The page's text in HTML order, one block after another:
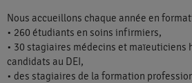
Nous accueillons chaque année en
• 260 étudiants en soins infirmiers,
• 30 stagiaires médecins et maïeuticiens
candidats au DEI,
• des stagiaires de la formation